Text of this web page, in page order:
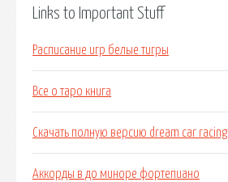
Links to Important Stuff
Расписание игр белые тигры
Все о таро книга
Скачать полную версию dream car racing
Аккорды в до миноре фортепиано